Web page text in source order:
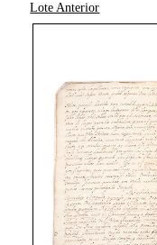
Lote Anterior